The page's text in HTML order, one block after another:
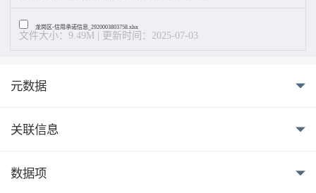
龙岗区-信用承诺信息_2920003803758.xlsx
文件大小：9.49M | 更新时间：2025-07-03
元数据
关联信息
数据项